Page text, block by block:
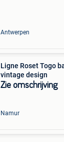
Antwerpen
Ligne Roset Togo
vintage design
Zie omschrijving
Namur